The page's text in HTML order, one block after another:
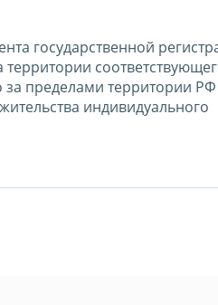
государственной
пределами территории РФ
индивидуального